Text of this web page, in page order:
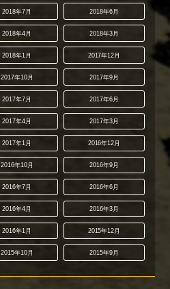
2018年7月 2018年6月
2018年4月 2018年3月
2018年1月 2017年12月
2017年10月 2017年9月
2017年7月 2017年6月
2017年4月 2017年3月
2017年1月 2016年12月
2016年10月 2016年9月
2016年7月 2016年6月
2016年4月 2016年3月
2016年1月 2015年12月
2015年10月 2015年9月